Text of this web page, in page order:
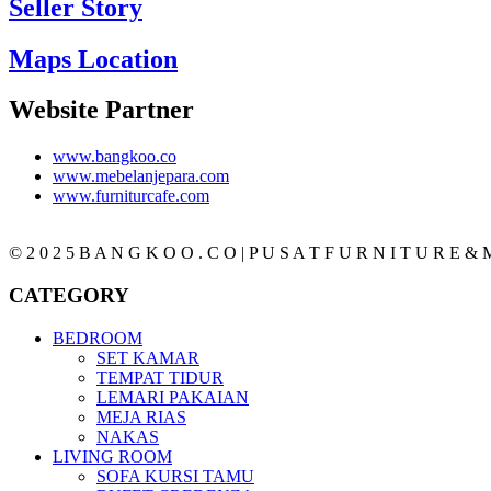
Seller Story
Maps Location
Website Partner
www.bangkoo.co
www.mebelanjepara.com
www.furniturcafe.com
© 2 0 2 5 B A N G K O O . C O | P U S A T F U R N I T U R E &
CATEGORY
BEDROOM
SET KAMAR
TEMPAT TIDUR
LEMARI PAKAIAN
MEJA RIAS
NAKAS
LIVING ROOM
SOFA KURSI TAMU